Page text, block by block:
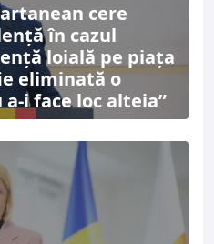
cere
în cazul
loială pe piața
eliminată o
i face loc alteia”